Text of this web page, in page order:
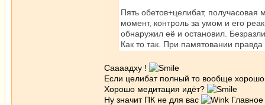
Пять обетов+целибат,
момент, контроль за умом и его
обнаружил её и остановил.
Как то так. При памятовании
Саааадху !
Если целибат полный то вообще
Хорошо медитация идёт?
Ну значит ПК не для вас